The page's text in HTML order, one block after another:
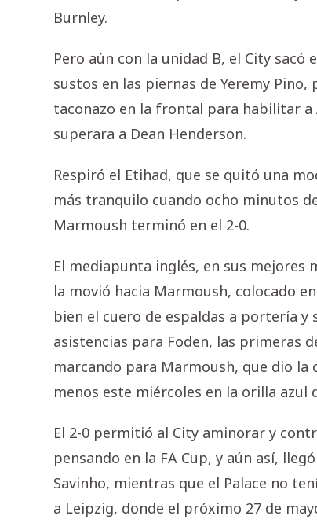
Burnley.
Pero aún con la unidad B, el City
sustos en las piernas de Yeremy
taconazo en la frontal para habilitar a
superara a Dean Henderson.
Respiró el Etihad, que se quitó una
más tranquilo cuando ocho minutos
Marmoush terminó en el 2-0.
El mediapunta inglés, en sus
la movió hacia Marmoush, colocado
bien el cuero de espaldas a portería
asistencias para Foden, las primeras
marcando para Marmoush, que dio la
menos este miércoles en la orilla azul
El 2-0 permitió al City aminorar y
pensando en la FA Cup, y aún así,
Savinho, mientras que el Palace no
a Leipzig, donde el próximo 27 de